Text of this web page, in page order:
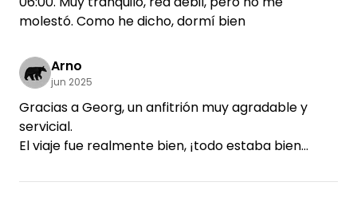
molestó. Como he dicho, dormí bien
Arno
jun 2025
Gracias a Georg, un anfitrión muy agradable y
servicial.
El viaje fue realmente bien, ¡todo estaba bien
Nos proporcionaron material informativo sobre la